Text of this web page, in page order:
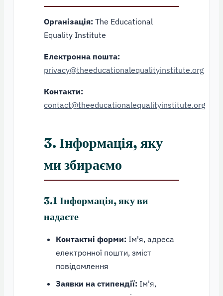
Організація: The Educational
Equality Institute
Електронна пошта:
privacy@theeducationalequalityinstitute.org
Контакти:
contact@theeducationalequalityinstitute.org
3. Інформація, яку
ми збираємо
3.1 Інформація, яку ви
надаєте
Контактні форми: Ім'я, адреса
електронної пошти, зміст
повідомлення
Заявки на стипендії: Ім'я,